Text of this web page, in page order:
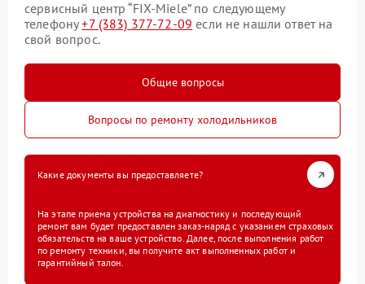
сервисный центр “FIX-Miele” по следующему
телефону+7 (383) 377-72-09 если не нашли ответ на
свой вопрос.
Общие вопросы
Вопросы по ремонту холодильников
Какие документы вы предоставляете?
На этапе приема устройства на диагностику и последующий
ремонт вам будет предоставлен заказ-наряд с указанием страховых
обязательств на ваше устройство. Далее, после выполнения работ
по ремонту техники, вы получите акт выполненных работ и
гарантийный талон.